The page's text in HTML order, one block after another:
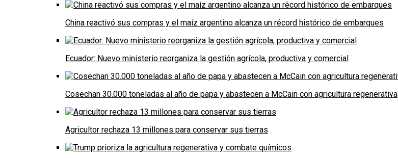
China reactivó sus compras y el maíz argentino alcanza un récord histórico de embarques
Ecuador: Nuevo ministerio reorganiza la gestión agrícola, productiva y comercial
Cosechan 30.000 toneladas al año de papa y abastecen a McCain con agricultura regenerativa
Agricultor rechaza 13 millones para conservar sus tierras